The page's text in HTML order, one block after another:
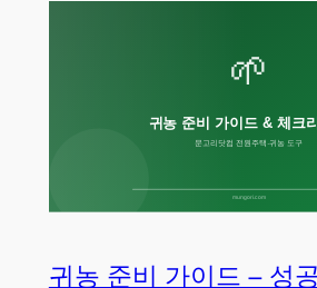
귀농 준비 가이드 – 성